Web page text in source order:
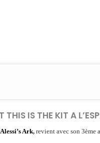
THIS IS THE KIT A
Alessi’s Ark, revient avec son